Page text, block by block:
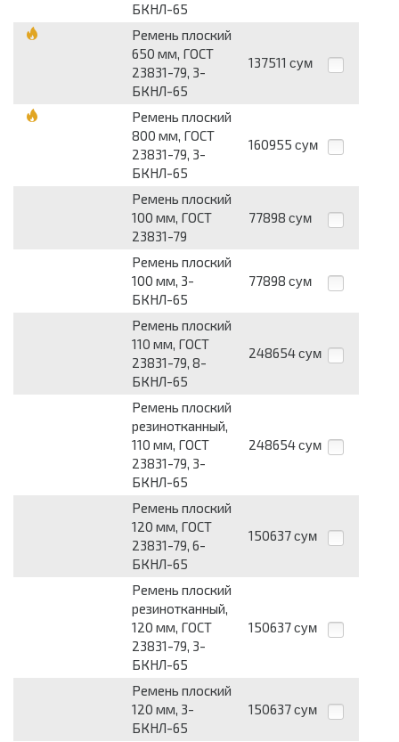
БКНЛ-65
Ремень плоский
650 мм, ГОСТ
23831-79, 3-
БКНЛ-65
137511 сум
Ремень плоский
800 мм, ГОСТ
23831-79, 3-
БКНЛ-65
160955 сум
Ремень плоский
100 мм, ГОСТ
23831-79
77898 сум
Ремень плоский
100 мм, 3-
БКНЛ-65
77898 сум
Ремень плоский
110 мм, ГОСТ
23831-79, 8-
БКНЛ-65
248654 сум
Ремень плоский
резинотканный,
110 мм, ГОСТ
23831-79, 3-
БКНЛ-65
248654 сум
Ремень плоский
120 мм, ГОСТ
23831-79, 6-
БКНЛ-65
150637 сум
Ремень плоский
резинотканный,
120 мм, ГОСТ
23831-79, 3-
БКНЛ-65
150637 сум
Ремень плоский
120 мм, 3-
БКНЛ-65
150637 сум